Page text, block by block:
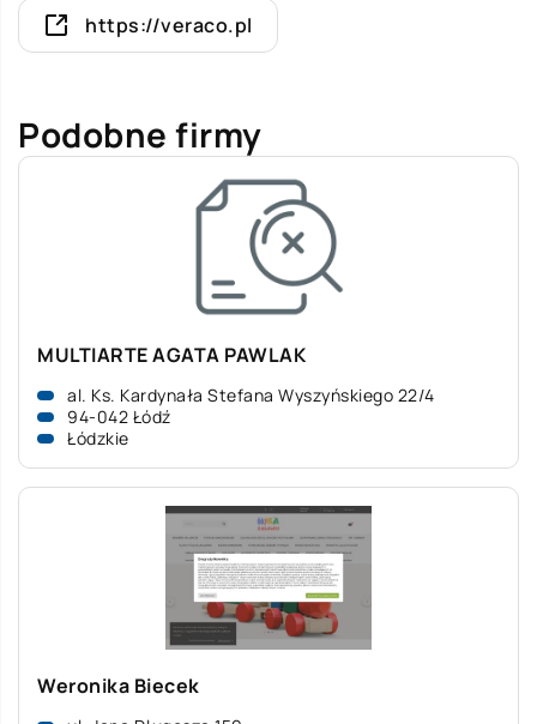
https://veraco.pl
Podobne firmy
MULTIARTE AGATA PAWLAK
al. Ks. Kardynała Stefana Wyszyńskiego 22/4
94-042 Łódź
Łódzkie
Weronika Biecek